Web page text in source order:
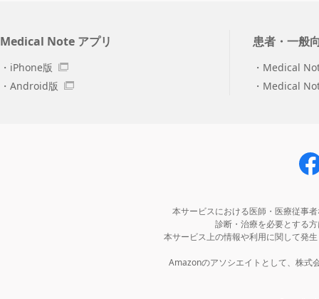
Medical Note アプリ
iPhone版
Android版
患者・一般
Medical
Medical
本サービスにおける医師・医療従事
診断・治療を必要とする
本サービス上の情報や利用に関して発
Amazonのアソシエイトとして、株式